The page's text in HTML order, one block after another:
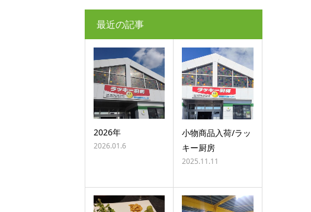
最近の記事
2026年
2026.01.6
小物商品入荷/ラッ
キー厨房
2025.11.11